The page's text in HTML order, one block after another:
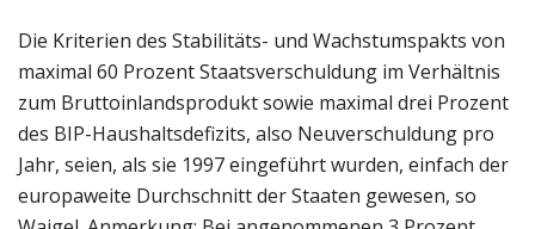
Die Kriterien des Stabilitäts- und Wachstumspakts von
maximal 60 Prozent Staatsverschuldung im Verhältnis
zum Bruttoinlandsprodukt sowie maximal drei Prozent
des BIP-Haushaltsdefizits, also Neuverschuldung pro
Jahr, seien, als sie 1997 eingeführt wurden, einfach der
europaweite Durchschnitt der Staaten gewesen, so